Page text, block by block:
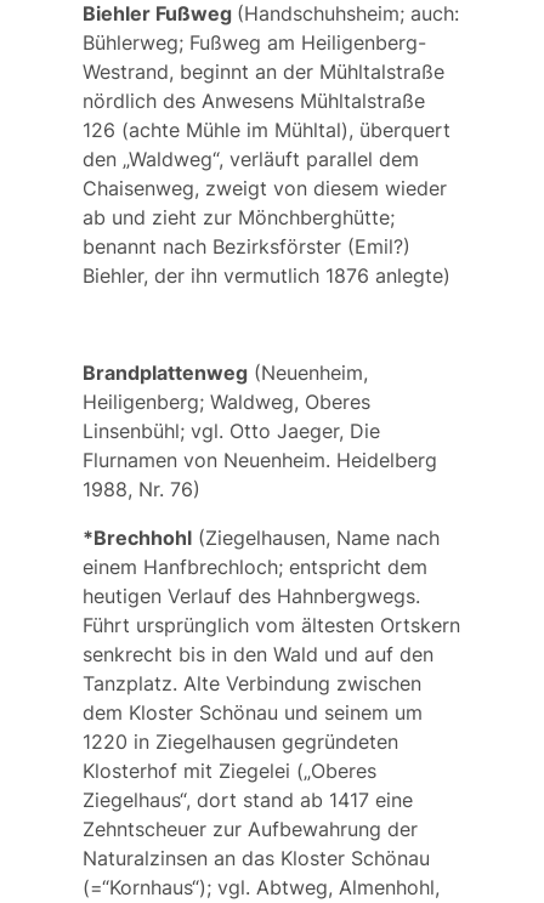
Biehler Fußweg (Handschuhsheim; auch:
Bühlerweg;Fußweg am Heiligenberg-
Westrand, beginnt an der Mühltalstraße
nördlich des Anwesens Mühltalstraße
126 (achte Mühle im Mühltal), überquert
den „Waldweg“, verläuft parallel dem
Chaisenweg, zweigt von diesem wieder
ab und zieht zur Mönchberghütte;
benannt nach Bezirksförster (Emil?)
Biehler, der ihn vermutlich 1876 anlegte)
Brandplattenweg(Neuenheim,
Heiligenberg; Waldweg, Oberes
Linsenbühl; vgl. Otto Jaeger, Die
Flurnamen von Neuenheim. Heidelberg
1988, Nr. 76)
*Brechhohl(Ziegelhausen, Name nach
einem Hanfbrechloch; entspricht dem
heutigen Verlauf des Hahnbergwegs.
Führt ursprünglich vom ältesten Ortskern
senkrecht bis in den Wald und auf den
Tanzplatz. Alte Verbindung zwischen
dem Kloster Schönau und seinem um
1220 in Ziegelhausen gegründeten
Klosterhof mit Ziegelei („Oberes
Ziegelhaus“, dort stand ab 1417 eine
Zehntscheuer zur Aufbewahrung der
Naturalzinsen an das Kloster Schönau
(=“Kornhaus“); vgl. Abtweg, Almenhohl,